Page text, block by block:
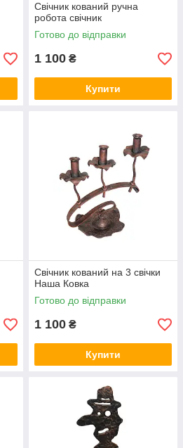
Свічник кований ручна
робота свічник
Готово до відправки
1 100 ₴
Купити
Свічник кований на 3 свічки
Наша Ковка
Готово до відправки
1 100 ₴
Купити